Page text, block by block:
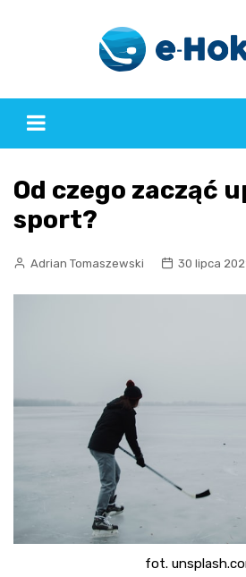
Od czego zacząć
sport?
Adrian Tomaszewski 30 lipca
fot.